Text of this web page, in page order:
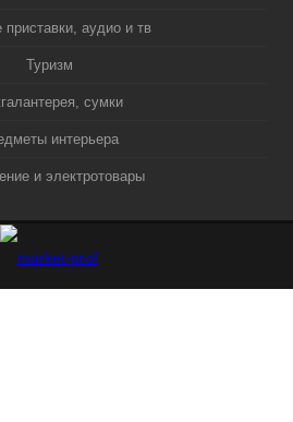
приставки, аудио и тв
Туризм
сумки
интерьера
и электротовары